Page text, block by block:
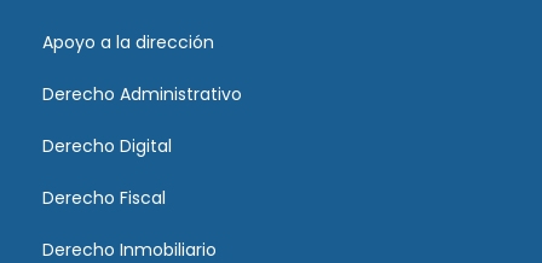
Apoyo a la dirección
Derecho Administrativo
Derecho Digital
Derecho Fiscal
Derecho Inmobiliario